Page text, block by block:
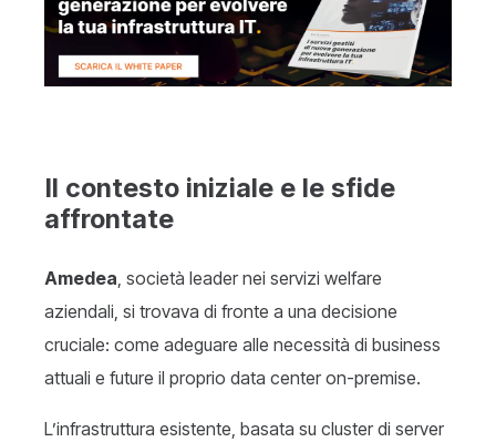
Il contesto iniziale e le sfide
affrontate
Amedea, società leader nei servizi welfare
aziendali, si trovava di fronte a una decisione
cruciale: come adeguare alle necessità di business
attuali e future il proprio data center on-premise.
L’infrastruttura esistente, basata su cluster di server